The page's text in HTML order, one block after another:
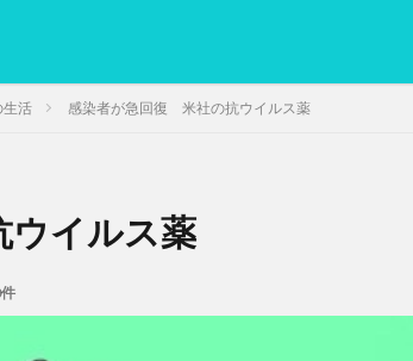
生活 感染者が急回復 米社の抗ウイルス薬
イルス薬
グリグリ画像 マレーシア動画